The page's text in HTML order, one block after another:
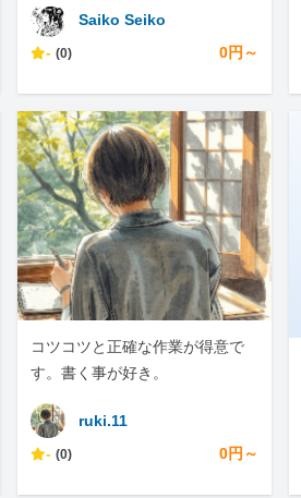
い。
Saiko Seiko
- (0) 0円～
コツコツと正確な作業が得意で
す。書く事が好き。
ruki.11
- (0) 0円～